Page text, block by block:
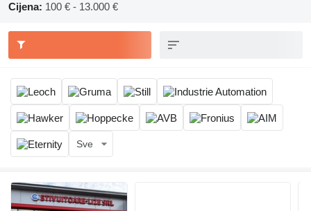
Cijena: 100 € - 13.000 €
Sve